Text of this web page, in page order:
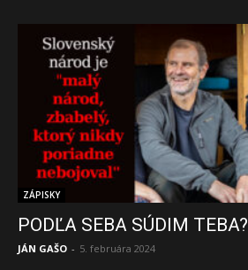
ZÁPISKY
PODĽA SEBA SÚDIM TEBA?
JÁN GAŠO - 5. februára 2024